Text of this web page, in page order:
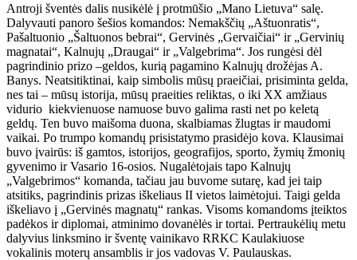
Antroji šventės dalis nusikėlė į protmūšio „Mano Lietuva“ salę.
Dalyvauti panoro šešios komandos: Nemakščių „Aštuonratis“,
Pašaltuonio „Šaltuonos bebrai“, Gervinės „Gervaičiai“ ir „Gervinių
magnatai“, Kalnujų „Draugai“ ir „Valgebrima“. Jos rungėsi dėl
pagrindinio prizo –geldos, kurią pagamino Kalnujų drožėjas A.
Banys. Neatsitiktinai, kaip simbolis mūsų praeičiai, prisiminta gelda,
nes tai – mūsų istorija, mūsų praeities reliktas, o iki XX amžiaus
vidurio kiekvienuose namuose buvo galima rasti net po keletą
geldų. Ten buvo maišoma duona, skalbiamas žlugtas ir maudomi
vaikai. Po trumpo komandų prisistatymo prasidėjo kova. Klausimai
buvo įvairūs: iš gamtos, istorijos, geografijos, sporto, žymių žmonių
gyvenimo ir Vasario 16-osios. Nugalėtojais tapo Kalnujų
„Valgebrimos“ komanda, tačiau jau buvome sutarę, kad jei taip
atsitiks, pagrindinis prizas iškeliaus II vietos laimėtojui. Taigi gelda
iškeliavo į „Gervinės magnatų“ rankas. Visoms komandoms įteiktos
padėkos ir diplomai, atminimo dovanėlės ir tortai. Pertraukėlių metu
dalyvius linksmino ir šventę vainikavo RRKC Kaulakiuose
vokalinis moterų ansamblis ir jos vadovas V. Paulauskas.